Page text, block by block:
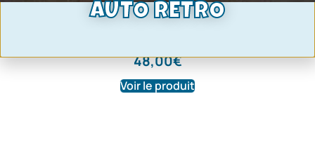
Cylindre de roue avant droit | Transit
48,00€
Voir le produit
AUTO RETRO